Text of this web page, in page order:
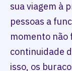
sua viagem à
pessoas a
momento não
continuidade
isso, os